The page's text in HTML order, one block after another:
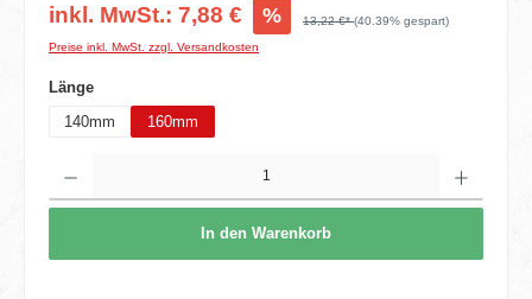
inkl. MwSt.: 7,88 € % 13,22 €*(40.39% gespart)
Preise inkl. MwSt. zzgl. Versandkosten
Längeauswählen
140mm
160mm
In den Warenkorb